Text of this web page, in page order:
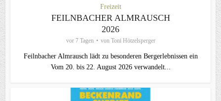
Freizeit
FEILNBACHER ALMRAUSCH
2026
vor 7 Tagen von Toni Hötzelsperger
Feilnbacher Almrausch lädt zu besonderen Bergerlebnissen ein
Vom 20. bis 22. August 2026 verwandelt...